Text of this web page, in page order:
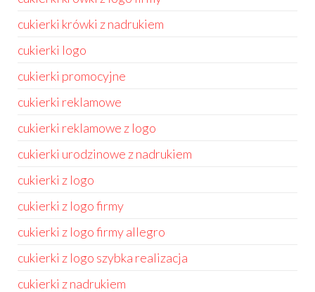
cukierki krówki z nadrukiem
cukierki logo
cukierki promocyjne
cukierki reklamowe
cukierki reklamowe z logo
cukierki urodzinowe z nadrukiem
cukierki z logo
cukierki z logo firmy
cukierki z logo firmy allegro
cukierki z logo szybka realizacja
cukierki z nadrukiem